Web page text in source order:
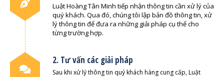
Luật Hoàng Tân Minh tiếp nhận thông tin cần xử lý của
quý khách. Qua đó, chúng tôi lập bản đồ thông tin, xử
lý thông tin để đưa ra những giải pháp cụ thể cho
từng trường hợp.
2. Tư vấn các giải pháp
Sau khi xử lý thông tin quý khách hàng cung cấp, Luật